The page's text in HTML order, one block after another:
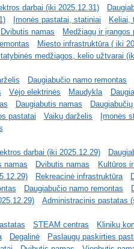
darbai (iki 2025.12.31)
Įmonės pastatai, statiniai Keliai,
Dvibutis namas Medžiagų ir įrangos
Miesto infrastruktūra ( iki
medžiagos, kelio užtvarai
Daugiabučio namo remontas
Vėjo elektrinės Maudykla
Daugiabutis namas
pastatai Vaikų darželis Įmonės
darbai (iki 2025.12.29)
namas Dvibutis namas Kultūros
Rekreacinė infrastruktūra
Daugiabučio namo remontas
Administracinis pastatas
STEAM centras Klinikų
Degalinė Paslaugų paskirties